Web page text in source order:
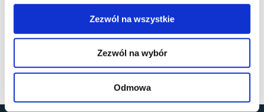
Zezwól na wszystkie
Zezwól na wybór
Odmowa